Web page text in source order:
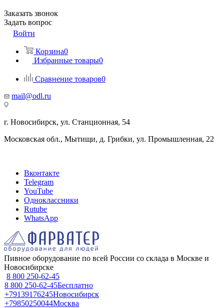
Заказать звонок
Задать вопрос
Войти
Корзина0
Избранные товары0
Сравнение товаров0
mail@odl.ru
г. Новосибирск, ул. Станционная, 54
Московская обл., Мытищи, д. Грибки, ул. Промышленная, 22
Вконтакте
Telegram
YouTube
Одноклассники
Rutube
WhatsApp
Пивное оборудование по всей России со склада в Москве и
Новосибирске
8 800 250-62-45
8 800 250-62-45Бесплатно
+79139176245Новосибирск
+79850250044Москва